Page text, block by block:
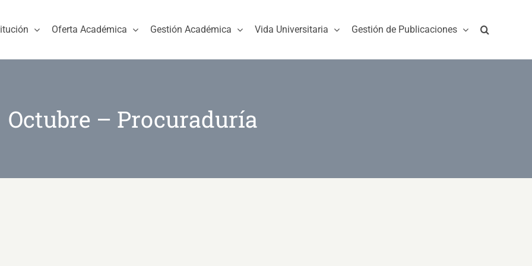
Oferta Académica Gestión Académica Vida Universitaria Gestión de Publicaciones
Octubre – Procuraduría